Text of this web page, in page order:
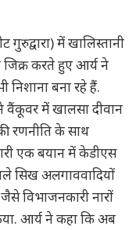
गुरुद्वारा) में खालिस्तानी
जिक्र करते हुए आर्य ने
निशाना बना रहे हैं.
वैंकूवर में खालसा दीवान
रणनीति के साथ
एक बयान में केडीएस
सिख अलगाववादियों
विभाजनकारी नारों
आर्य ने कहा कि अब